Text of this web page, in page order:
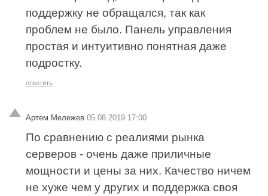
поддержку не обращался, так как
проблем не было. Панель управления
простая и интуитивно понятная даже
подростку.
ответить
Артем Мележев 05.08.2019 17:00
По сравнению с реалиями рынка
серверов - очень даже приличные
мощности и цены за них. Качество ничем
не хуже чем у других и поддержка своя